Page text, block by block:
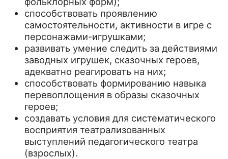
способствовать проявлению
самостоятельности, активности в игре с
персонажами-игрушками;
развивать умение следить за действиями
заводных игрушек, сказочных героев,
адекватно реагировать на них;
способствовать формированию навыка
перевоплощения в образы сказочных
героев;
создавать условия для систематического
восприятия театрализованных
выступлений педагогического театра
(взрослых).